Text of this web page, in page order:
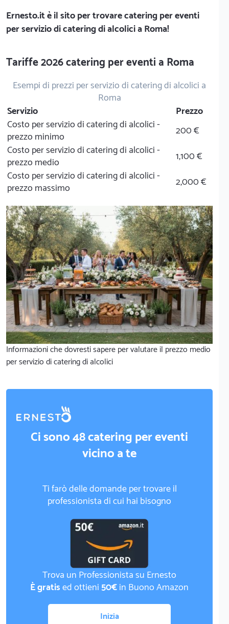
Ernesto.itè il sito per trovare catering per eventi
per servizio di catering di alcolici a Roma!
Tariffe 2026 catering per eventi a Roma
Esempi di prezzi per servizio di catering di alcolici a
Roma
Servizio
Prezzo
Costo per servizio di catering di alcolici -
prezzo minimo
200 €
Costo per servizio di catering di alcolici -
prezzo medio
1,100 €
Costo per servizio di catering di alcolici -
prezzo massimo
2,000 €
Informazioni che dovresti sapere per valutare il prezzo medio
per servizio di catering di alcolici
Ci sono 48 catering per eventi
vicino a te
Ti farò delle domande per trovare il
professionista di cui hai bisogno
Trova un Professionista su Ernesto
È gratised ottieni50€in Buono Amazon
Inizia